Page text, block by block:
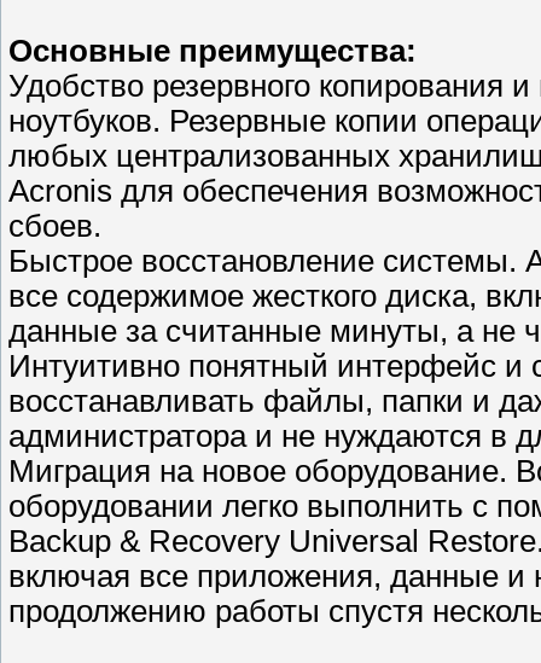
Основные преимущества:
Удобство резервного копирования
ноутбуков. Резервные копии
любых централизованных
Acronis для обеспечения
сбоев.
Быстрое восстановление системы.
все содержимое жесткого диска,
данные за считанные минуты, а не
Интуитивно понятный интерфейс и
восстанавливать файлы, папки и
администратора и не нуждаются в
Миграция на новое оборудование.
оборудовании легко выполнить с
Backup & Recovery Universal
включая все приложения, данные и
продолжению работы спустя